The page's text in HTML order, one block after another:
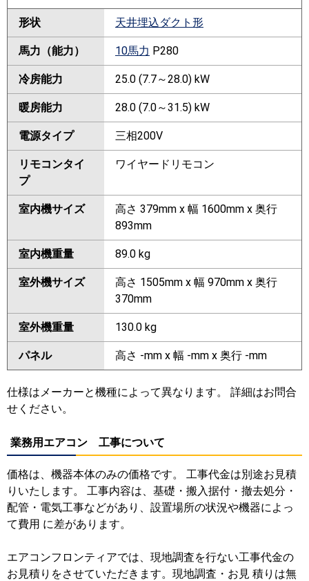
形状 天井埋込ダクト形
馬力（能力） 10馬力 P280
冷房能力 25.0 (7.7～28.0) kW
暖房能力 28.0 (7.0～31.5) kW
電源タイプ 三相200V
リモコンタイ
プ
ワイヤードリモコン
室内機サイズ
高さ 379mm x 幅 1600mm x 奥行
893mm
室内機重量 89.0 kg
室外機サイズ
高さ 1505mm x 幅 970mm x 奥行
370mm
室外機重量 130.0 kg
パネル 高さ -mm x 幅 -mm x 奥行 -mm
仕様はメーカーと機種によって異なります。 詳細はお問合
せください。
業務用エアコン 工事について
価格は、機器本体のみの価格です。 工事代金は別途お見積
りいたします。 工事内容は、基礎・搬入据付・撤去処分・
配管・電気工事などがあり、設置場所の状況や機器によっ
て費用 に差があります。
エアコンフロンティアでは、現地調査を行ない工事代金の
お見積りをさせていただきます。現地調査・お見 積りは無